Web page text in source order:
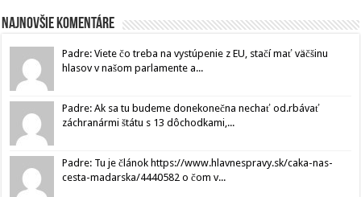
Najnovšie komentáre
Padre: Viete čo treba na vystúpenie z EU, stačí mať väčšinu
hlasov v našom parlamente a...
Padre: Ak sa tu budeme donekonečna nechať od.rbávať
záchranármi štátu s 13 dôchodkami,...
Padre: Tu je článok https://www.hlavnespravy.sk/caka-nas-
cesta-madarska/4440582 o čom v...